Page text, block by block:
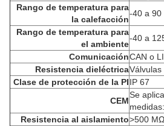
Rango de temperatura para
la calefacción
-40 a 90
Rango de temperatura para
el ambiente
-40 a
ComunicaciónCAN o
Resistencia dieléctrica
Clase de protección de la PIIP 67
CEM
Se
medidas:
Resistencia al aislamiento>500 MΩ